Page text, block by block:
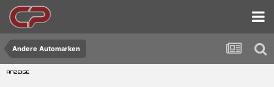
Andere Automarken